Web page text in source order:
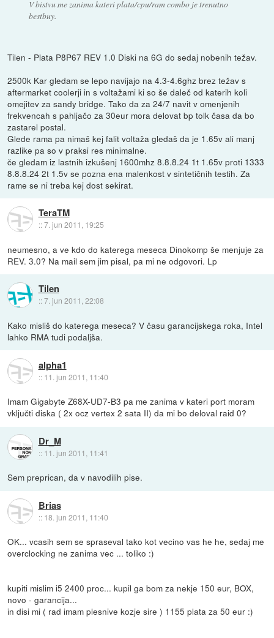
V bistvu me zanima kateri plata/cpu/ram combo je trenutno
bestbuy.
Tilen - Plata P8P67 REV 1.0 Diski na 6G do sedaj nobenih težav.
2500k Kar gledam se lepo navijajo na 4.3-4.6ghz brez težav s
aftermarket coolerji in s voltažami ki so še daleč od katerih koli
omejitev za sandy bridge. Tako da za 24/7 navit v omenjenih
frekvencah s pahljačo za 30eur mora delovat bp tolk časa da bo
zastarel postal.
Glede rama pa nimaš kej falit voltaža gledaš da je 1.65v ali manj
razlike pa so v praksi res minimalne.
če gledam iz lastnih izkušenj 1600mhz 8.8.8.24 1t 1.65v proti 1333
8.8.8.24 2t 1.5v se pozna ena malenkost v sintetičnih testih. Za
rame se ni treba kej dost sekirat.
TeraTM
::7. jun 2011, 19:25
neumesno, a ve kdo do katerega meseca Dinokomp še menjuje za
REV. 3.0? Na mail sem jim pisal, pa mi ne odgovori. Lp
Tilen
::7. jun 2011, 22:08
Kako misliš do katerega meseca? V času garancijskega roka, Intel
lahko RMA tudi podaljša.
alpha1
:: 11. jun 2011, 11:40
Imam Gigabyte Z68X-UD7-B3 pa me zanima v kateri port moram
vključti diska ( 2x ocz vertex 2 sata II) da mi bo deloval raid 0?
Dr_M
:: 11. jun 2011, 11:41
Sem preprican, da v navodilih pise.
Brias
:: 18. jun 2011, 11:40
OK... vcasih sem se spraseval tako kot vecino vas he he, sedaj me
overclocking ne zanima vec ... toliko :)
kupiti mislim i5 2400 proc... kupil ga bom za nekje 150 eur, BOX,
novo - garancija...
in disi mi ( rad imam plesnive kozje sire ) 1155 plata za 50 eur :)